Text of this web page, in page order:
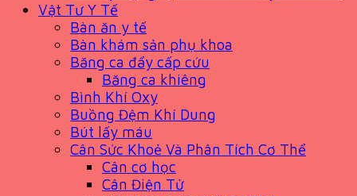
Vật Tư Y Tế
Bàn ăn y tế
Bàn khám sản phụ khoa
Băng ca đẩy cấp cứu
Băng ca khiêng
Bình Khí Oxy
Buồng Đệm Khí Dung
Bút lấy máu
Cân Sức Khoẻ Và Phân Tích Cơ Thể
Cân cơ học
Cân Điện Tử